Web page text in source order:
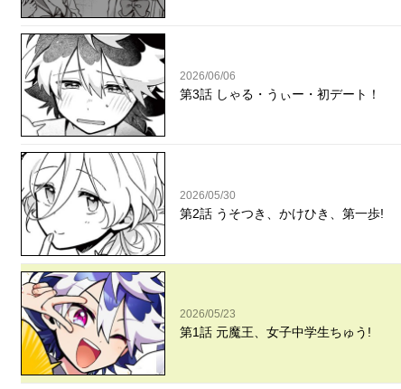
2026/06/06
第3話 しゃる・うぃー・初デート！
2026/05/30
第2話 うそつき、かけひき、第一歩!
2026/05/23
第1話 元魔王、女子中学生ちゅう!